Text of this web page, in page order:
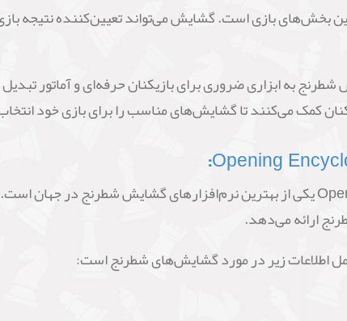
بخش‌های بازی است. گشایش می‌تواند تعیین‌کننده نتیجه
به ابزاری ضروری برای بازیکنان حرفه‌ای و آماتور
کمک می‌کنند تا گشایش‌های مناسب را برای بازی خود
ارائه می‌دهد.